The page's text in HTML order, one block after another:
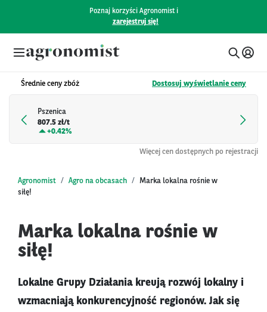
Poznaj korzyści Agronomist i
zarejestruj się!
Średnie ceny zbóż Dostosuj wyświetlanie ceny
Pszenica
807.5 zł/t
+0.42%
Więcej cen dostępnych po rejestracji
Agronomist Agro na obcasach
Marka lokalna rośnie w
siłę!
Marka lokalna rośnie w
siłę!
Lokalne Grupy Działania kreują rozwój lokalny i
wzmacniają konkurencyjność regionów. Jak się